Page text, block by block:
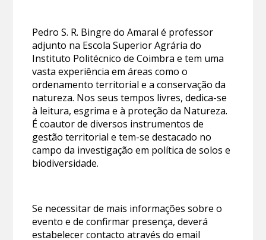
Pedro S. R. Bingre do Amaral é professor
adjunto na Escola Superior Agrária do
Instituto Politécnico de Coimbra e tem uma
vasta experiência em áreas como o
ordenamento territorial e a conservação da
natureza. Nos seus tempos livres, dedica-se
à leitura, esgrima e à proteção da Natureza.
É coautor de diversos instrumentos de
gestão territorial e tem-se destacado no
campo da investigação em política de solos e
biodiversidade.
Se necessitar de mais informações sobre o
evento e de confirmar presença, deverá
estabelecer contacto através do email